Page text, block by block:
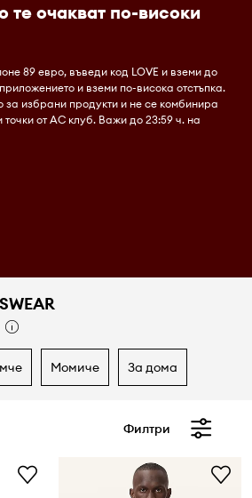
те очакват по-високи
89 евро, въведи код LOVE и вземи до
и вземи по-висока отстъпка.
избрани продукти и не се комбинира
от AC клуб. Важи до 23:59 ч. на
момиче за дома
Филтри